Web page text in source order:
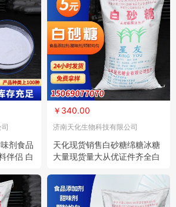
剂食品
伴侣 白
￥340.00
济南天化生物科技有限公司
天化现货销售白砂糖绵糖冰糖
大量现货量大从优证件齐全白